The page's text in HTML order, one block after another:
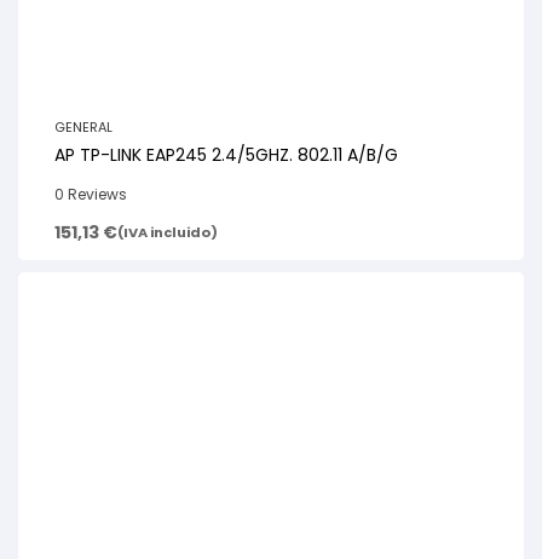
GENERAL
AP TP-LINK EAP245 2.4/5GHZ. 802.11 A/B/G
0 Reviews
151,13 €(IVA incluido)